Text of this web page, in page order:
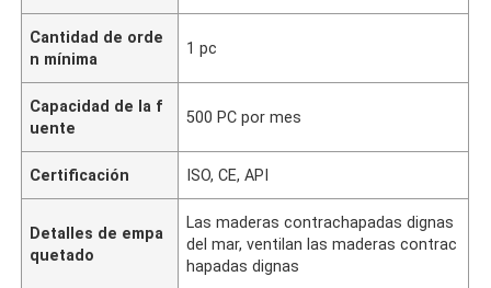
Cantidad de orde
n mínima
1 pc
Capacidad de la f
uente
500 PC por mes
Certificación ISO, CE, API
Detalles de empa
quetado
Las maderas contrachapadas dignas
del mar, ventilan las maderas contrac
hapadas dignas